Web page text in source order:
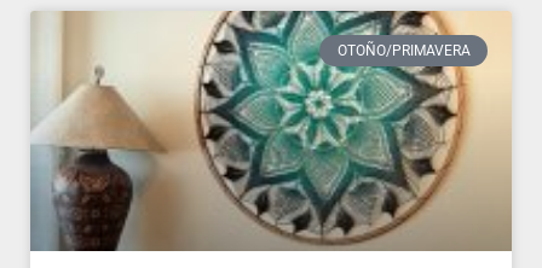
OTOÑO/PRIMAVERA